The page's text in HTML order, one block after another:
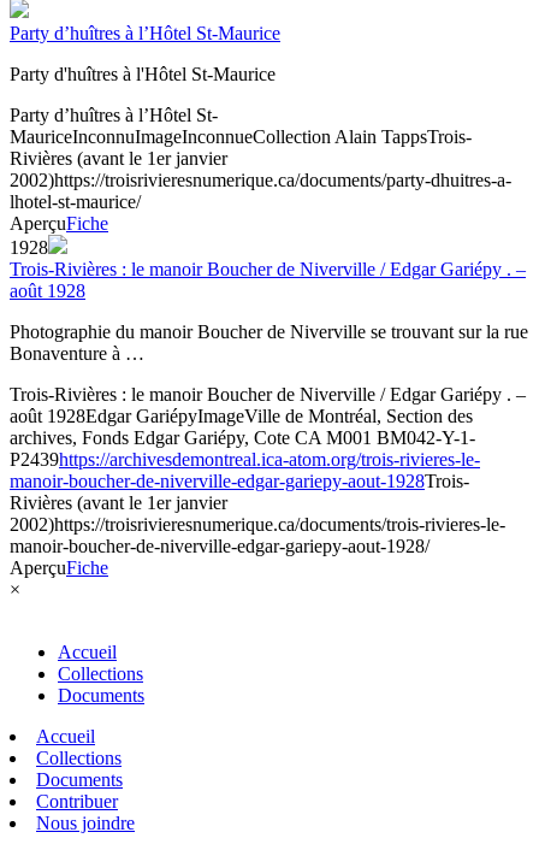
Party d’huîtres à l’Hôtel St-Maurice
Party d'huîtres à l'Hôtel St-Maurice
Party d’huîtres à l’Hôtel St-
MauriceInconnuImageInconnueCollection Alain TappsTrois-
Rivières (avant le 1er janvier
2002)https://troisrivieresnumerique.ca/documents/party-dhuitres-a-
lhotel-st-maurice/
AperçuFiche
1928
Trois-Rivières : le manoir Boucher de Niverville / Edgar Gariépy . –
août 1928
Photographie du manoir Boucher de Niverville se trouvant sur la rue
Bonaventure à …
Trois-Rivières : le manoir Boucher de Niverville / Edgar Gariépy . –
août 1928Edgar GariépyImageVille de Montréal, Section des
archives, Fonds Edgar Gariépy, Cote CA M001 BM042-Y-1-
P2439https://archivesdemontreal.ica-atom.org/trois-rivieres-le-
manoir-boucher-de-niverville-edgar-gariepy-aout-1928Trois-
Rivières (avant le 1er janvier
2002)https://troisrivieresnumerique.ca/documents/trois-rivieres-le-
manoir-boucher-de-niverville-edgar-gariepy-aout-1928/
AperçuFiche
×
Accueil
Collections
Documents
Accueil
Collections
Documents
Contribuer
Nous joindre